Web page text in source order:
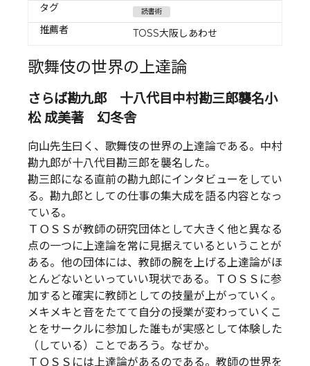
タグ
読書術
推薦者 TOSS大阪しあわせ
歌舞伎の世界の上達論
さらば勘九郎 十八代目中村勘三郎襲名小
松 成美著 幻冬舎
向山先生曰く、歌舞伎の世界の上達論である。中村
勘九郎が十八代目勘三郎を襲名した。
勘三郎になる直前の勘九郎にインタビューをしてい
る。勘九郎としての仕事の集大成を語る内容となっ
ている。
ＴＯＳＳが教師の研究団体として大きく他と異なる
点の一つに上達論を常に見据えているということが
ある。他の団体には、教師の腕を上げる上達論がほ
とんどないといっていい現状である。ＴＯＳＳに参
加すると確実に教師としての技量が上がっていく。
メキメキと音をたてて自分の授業が変わっていくこ
とをサークルに参加した誰もが実感として体験した
（している）ことであろう。なぜか。
ＴＯＳＳには上達論があるのである。教師の世界を